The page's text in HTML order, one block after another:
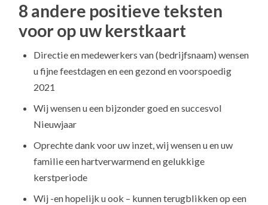
8 andere positieve teksten
voor op uw kerstkaart
Directie en medewerkers van (bedrijfsnaam) wensen
u fijne feestdagen en een gezond en voorspoedig
2021
Wij wensen u een bijzonder goed en succesvol
Nieuwjaar
Oprechte dank voor uw inzet, wij wensen u en uw
familie een hartverwarmend en gelukkige
kerstperiode
Wij -en hopelijk u ook – kunnen terugblikken op een